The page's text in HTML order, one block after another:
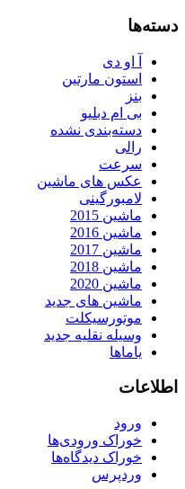
دسته‌ها
آ او دی
استون مارتین
بنز
بی ام دبلیو
دسته‌بندی نشده
رالی
سرعت
عکس های ماشین
لامبورگینی
ماشین 2015
ماشین 2016
ماشین 2017
ماشین 2018
ماشین 2020
ماشین های جدید
موتورسیکلت
وسیله نقلیه جدید
یاماها
اطلاعات
ورود
خوراک ورودی‌ها
خوراک دیدگاه‌ها
وردپرس